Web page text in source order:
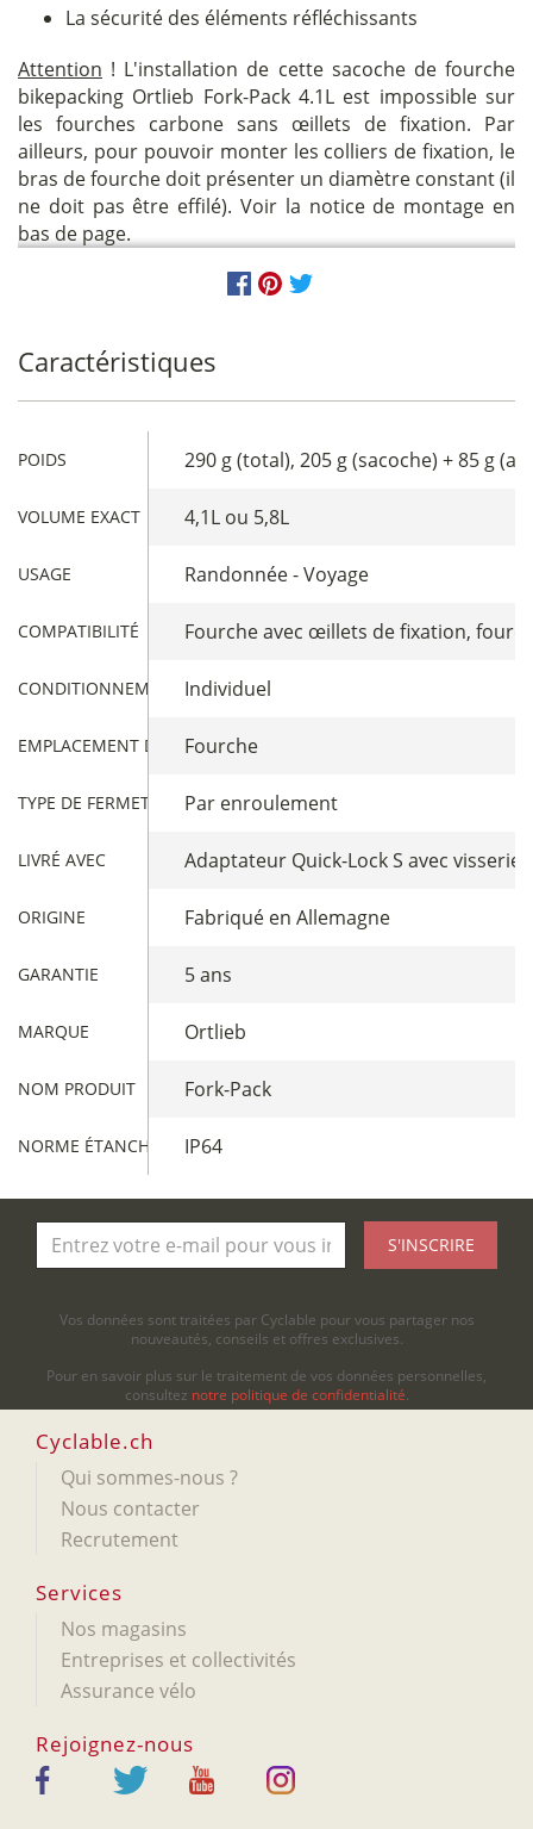
La sécurité des éléments réfléchissants
Attention ! L'installation de cette sacoche de fourche
bikepacking Ortlieb Fork-Pack 4.1L est impossible sur
les fourches carbone sans œillets de fixation. Par
ailleurs, pour pouvoir monter les colliers de fixation, le
bras de fourche doit présenter un diamètre constant (il
ne doit pas être effilé). Voir la notice de montage en
bas de page.
Caractéristiques
POIDS 290 g (total), 205 g (sacoche) + 85 g
VOLUME EXACT 4,1L ou 5,8L
USAGE Randonnée - Voyage
COMPATIBILITÉ Fourche avec œillets de fixation,
CONDITIONNEMENT Individuel
EMPLACEMENT DE LA SACOCHE
Fourche
TYPE DE FERMETURE SACOCHES
Par enroulement
LIVRÉ AVEC Adaptateur Quick-Lock S avec visserie
ORIGINE Fabriqué en Allemagne
GARANTIE 5 ans
MARQUE Ortlieb
NOM PRODUIT Fork-Pack
NORME ÉTANCHÉITÉ IP64
S'INSCRIRE
Vos données sont traitées par Cyclable pour vous partager nos
nouveautés, conseils et offres exclusives.
Pour en savoir plus sur le traitement de vos données personnelles,
consultez notre politique de confidentialité.
Cyclable.ch
Qui sommes-nous ?
Nous contacter
Recrutement
Services
Nos magasins
Entreprises et collectivités
Assurance vélo
Rejoignez-nous